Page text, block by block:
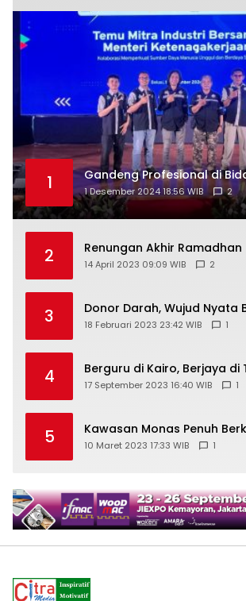
1 Gandeng Profesional di
1 Desember 2024 18:56 WIB 2
2 Renungan Akhir Ramadhan
14 April 2023 09:09 WIB 2
3 Donor Darah, Wujud Nyata
18 Februari 2023 23:42 WIB 1
4 Berguru di Kairo, Berjaya di
17 September 2023 16:40 WIB 1
5 Kawasan Monas Penuh
10 Maret 2023 17:33 WIB 1